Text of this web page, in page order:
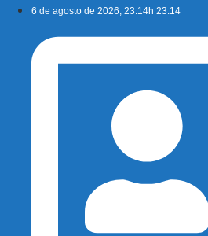
conteúdo
6 de agosto de 2026, 23:14h 23:14